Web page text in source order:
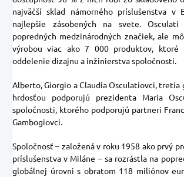
najväčší sklad námorného príslušenstva v
najlepšie zásobených na svete.
popredných medzinárodných značiek, ale
výrobou viac ako 7 000 produktov, ktoré
oddelenie dizajnu a inžinierstva spoločnosti.
Alberto, Giorgio a Claudia Osculatiovci, tretia
hrdosťou podporujú prezidenta Maria
spoločnosti, ktorého podporujú partneri
Gambogiovci.
Spoločnosť – založená v roku 1958 ako prvý
príslušenstva v Miláne – sa rozrástla na
globálnej úrovni s obratom 118 miliónov